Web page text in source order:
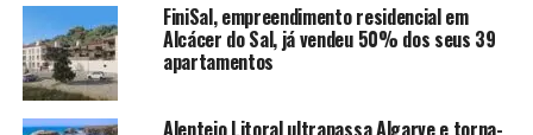
FiniSal, empreendimento residencial em
Alcácer do Sal, já vendeu 50% dos seus 39
apartamentos
Alentejo Litoral ultrapassa Algarve e torna-